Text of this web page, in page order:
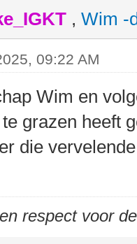
, Wim -
09:22 AM
Wim en
grazen heeft
die
respect voor